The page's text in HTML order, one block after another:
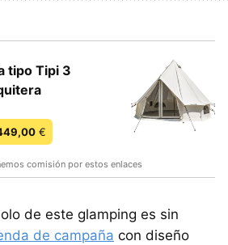
tipo Tipi 3
€
comisión por estos enlaces
de este glamping es sin
de campaña con diseño